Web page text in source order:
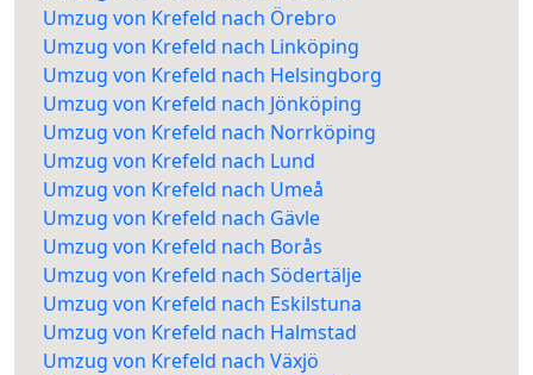
Umzug von Krefeld nach Örebro
Umzug von Krefeld nach Linköping
Umzug von Krefeld nach Helsingborg
Umzug von Krefeld nach Jönköping
Umzug von Krefeld nach Norrköping
Umzug von Krefeld nach Lund
Umzug von Krefeld nach Umeå
Umzug von Krefeld nach Gävle
Umzug von Krefeld nach Borås
Umzug von Krefeld nach Södertälje
Umzug von Krefeld nach Eskilstuna
Umzug von Krefeld nach Halmstad
Umzug von Krefeld nach Växjö